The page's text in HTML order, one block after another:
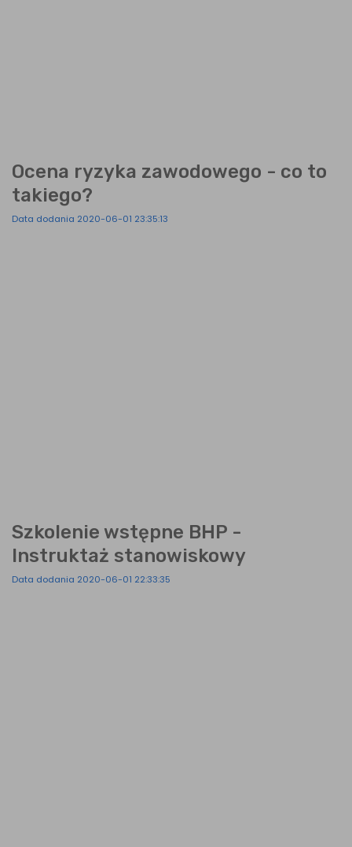
Ocena ryzyka zawodowego - co to
takiego?
Data dodania 2020-06-01 23:35:13
Szkolenie wstępne BHP -
Instruktaż stanowiskowy
Data dodania 2020-06-01 22:33:35